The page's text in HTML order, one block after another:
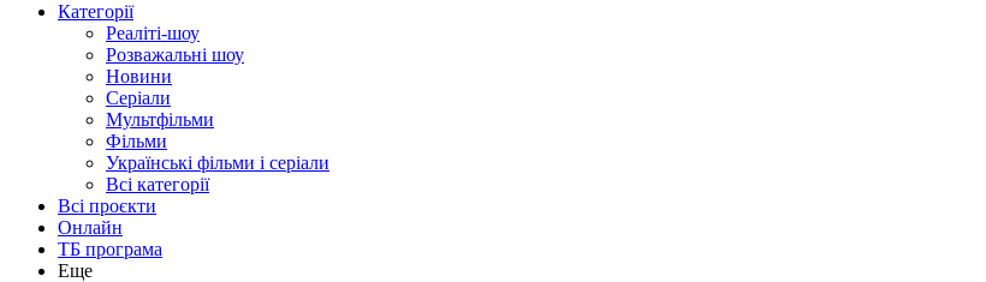
Категорії
Реаліті-шоу
Розважальні шоу
Новини
Серіали
Мультфільми
Фільми
Українські фільми і серіали
Всі категорії
Всі проєкти
Онлайн
ТБ програма
Еще